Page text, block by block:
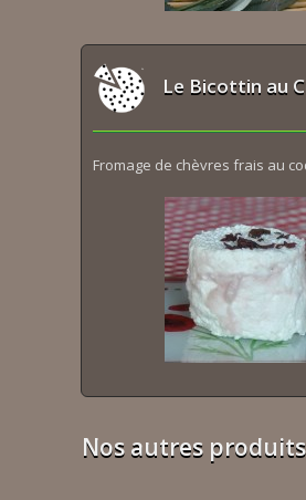
Le Bicottin au
Fromage de chèvres frais au
Nos autres produits